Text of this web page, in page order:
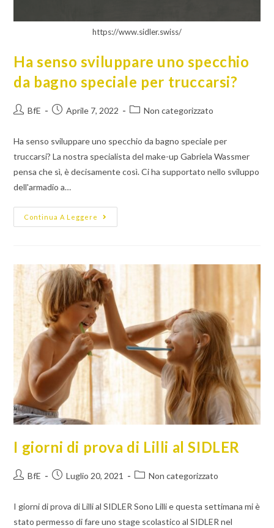
https://www.sidler.swiss/
Ha senso sviluppare uno specchio
da bagno speciale per truccarsi?
BfE Aprile 7, 2022 Non categorizzato
Ha senso sviluppare uno specchio da bagno speciale per
truccarsi? La nostra specialista del make-up Gabriela Wassmer
pensa che sì, è decisamente così. Ci ha supportato nello sviluppo
dell'armadio a…
Continua A Leggere
I giorni di prova di Lilli al SIDLER
BfE Luglio 20, 2021 Non categorizzato
I giorni di prova di Lilli al SIDLER Sono Lilli e questa settimana mi è
stato permesso di fare uno stage scolastico al SIDLER nel